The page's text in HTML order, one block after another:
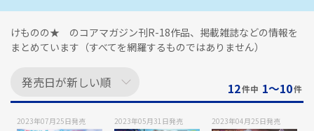
ン
けものの★ のコアマガジン刊R-18作品、掲載雑誌などの情報を
まとめています（すべてを網羅するものではありません）
12件中 1〜10件
2023年07月25日発売 2023年05月31日発売 2023年04月25日発売